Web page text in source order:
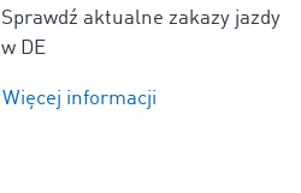
Sprawdź aktualne zakazy jazdy
w DE
Więcej informacji